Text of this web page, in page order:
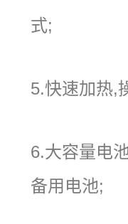
式;
5.快速加热,
6.大容量电
备用电池;